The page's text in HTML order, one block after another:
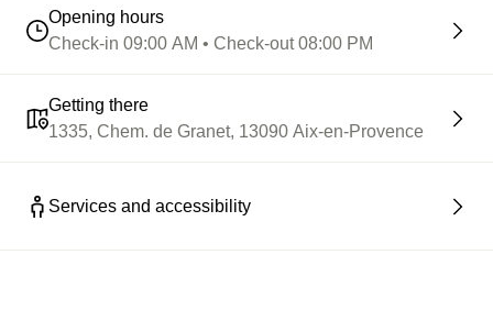
Opening hours
Check-in 09:00 AM • Check-out 08:00 PM
Getting there
1335, Chem. de Granet, 13090 Aix-en-Provence
Services and accessibility